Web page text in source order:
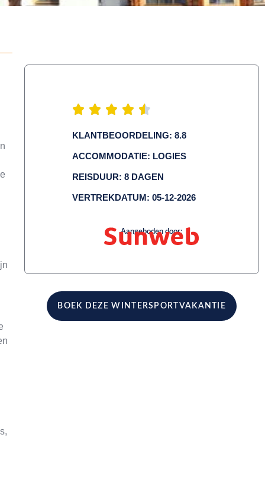
KLANTBEOORDELING: 8.8
ACCOMMODATIE: LOGIES
REISDUUR: 8 DAGEN
VERTREKDATUM: 05-12-2026
Aangeboden door:
BOEK DEZE WINTERSPORTVAKANTIE